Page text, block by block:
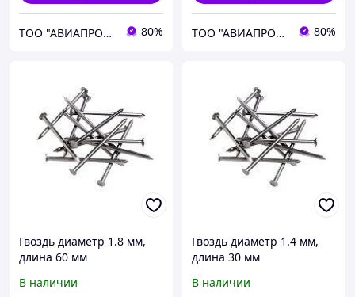
ТОО "АВИАПРОМСТАЛЬ" 80% ТОО "АВИАПРОМСТАЛЬ" 80%
Гвоздь диаметр 1.8 мм,
длина 60 мм
В наличии
Гвоздь диаметр 1.4 мм,
длина 30 мм
В наличии